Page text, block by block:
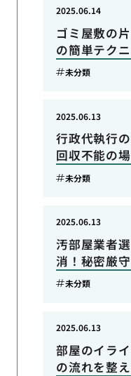
ゴミ屋敷の
の簡単テク
2025.06.14
未分類
行政代執行
回収不能の
2025.06.13
未分類
汚部屋業者
消！秘密厳
2025.06.13
未分類
部屋のイラ
の流れを整
2025.06.13